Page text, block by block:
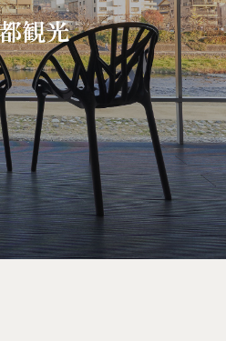
観光
日付未定
用人数
たり）
人
部屋数
室